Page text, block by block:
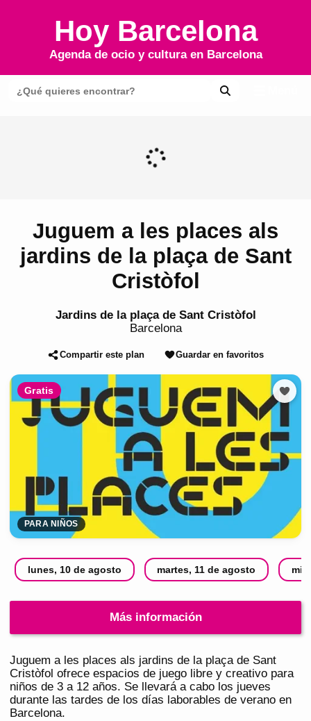
Hoy Barcelona
Agenda de ocio y cultura en Barcelona
Juguem a les places als
jardins de la plaça de Sant
Cristòfol
Jardins de la plaça de Sant Cristòfol
Barcelona
Compartir este plan Guardar en favoritos
Gratis
PARA NIÑOS
lunes, 10 de agosto martes, 11 de agosto
Más información
Juguem a les places als jardins de la plaça de Sant
Cristòfol ofrece espacios de juego libre y creativo para
niños de 3 a 12 años. Se llevará a cabo los jueves
durante las tardes de los días laborables de verano en
Barcelona.